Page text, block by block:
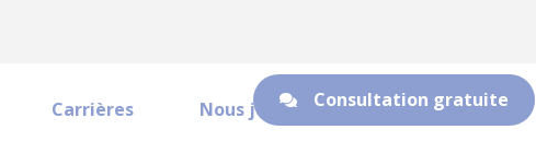
Carrières Nous joindre Consultation gratuite